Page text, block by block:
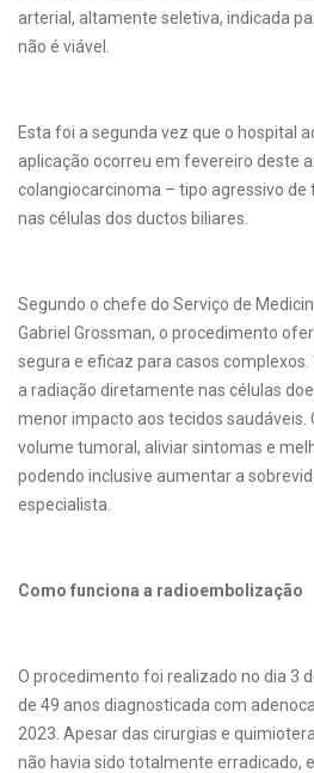
arterial, altamente seletiva, indicada
não é viável.
Esta foi a segunda vez que o hospital
aplicação ocorreu em fevereiro deste
colangiocarcinoma – tipo agressivo de
nas células dos ductos biliares.
Segundo o chefe do Serviço de
Gabriel Grossman, o procedimento
segura e eficaz para casos
a radiação diretamente nas células
menor impacto aos tecidos saudáveis.
volume tumoral, aliviar sintomas e
podendo inclusive aumentar a
especialista.
Como funciona a radioembolização
O procedimento foi realizado no dia 3
de 49 anos diagnosticada com
2023. Apesar das cirurgias e
não havia sido totalmente erradicado,